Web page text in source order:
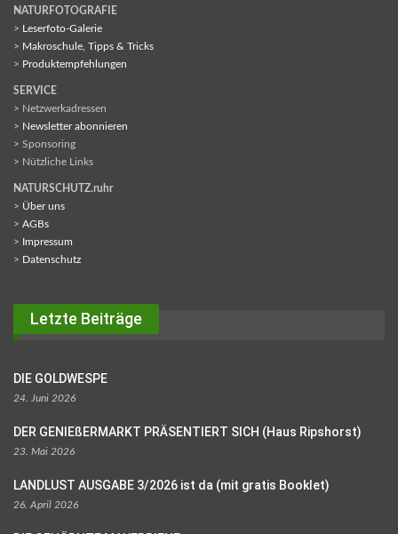
NATURFOTOGRAFIE
> Leserfoto-Galerie
> Makroschule, Tipps & Tricks
> Produktempfehlungen
SERVICE
> Netzwerkadressen
> Newsletter abonnieren
> Sponsoring
> Nützliche Links
NATURSCHUTZ.ruhr
> Über uns
> AGBs
> Impressum
> Datenschutz
Letzte Beiträge
DIE GOLDWESPE
24. Juni 2026
DER GENIEßERMARKT PRÄSENTIERT SICH (Haus Ripshorst)
23. Mai 2026
LANDLUST AUSGABE 3/2026 ist da (mit gratis Booklet)
26. April 2026